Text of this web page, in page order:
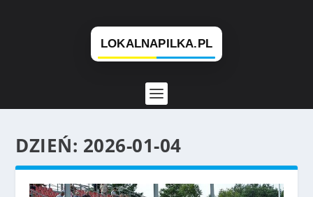
DZIEŃ: 2026-01-04